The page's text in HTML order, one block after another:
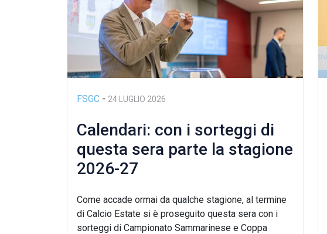
FSGC - 24 LUGLIO 2026
Calendari: con i sorteggi di
questa sera parte la stagione
2026-27
Come accade ormai da qualche stagione, al termine
di Calcio Estate si è proseguito questa sera con i
sorteggi di Campionato Sammarinese e Coppa